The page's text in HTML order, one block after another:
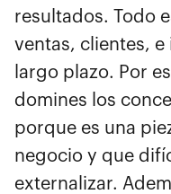
resultados. Todo
ventas, clientes,
largo plazo. Por
domines los
porque es una
negocio y que
externalizar.